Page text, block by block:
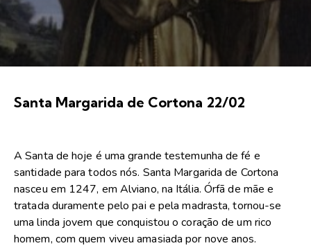
Santa Margarida de Cortona 22/02
A Santa de hoje é uma grande testemunha de fé e
santidade para todos nós. Santa Margarida de Cortona
nasceu em 1247, em Alviano, na Itália. Órfã de mãe e
tratada duramente pelo pai e pela madrasta, tornou-se
uma linda jovem que conquistou o coração de um rico
homem, com quem viveu amasiada por nove anos.